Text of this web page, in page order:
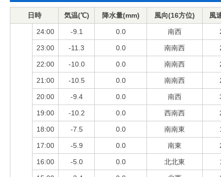
日時 気温(℃) 降水量(mm) 風向(16方位) 風
24:00 -9.1 0.0 南西
23:00 -11.3 0.0 南南西
22:00 -10.0 0.0 南南西
21:00 -10.5 0.0 南南西
20:00 -9.4 0.0 南西
19:00 -10.2 0.0 西南西
18:00 -7.5 0.0 南南東
17:00 -5.9 0.0 南東
16:00 -5.0 0.0 北北東